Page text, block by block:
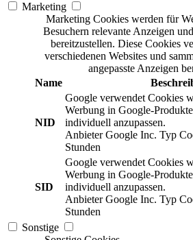
Marketing
Marketing Cookies werden für
Besuchern relevante Anzeigen
bereitzustellen. Diese Cookies
verschiedenen Websites und
angepasste Anzeigen
Name
NID
Google verwendet Cookies
Werbung in Google-
individuell anzupassen.
Anbieter Google Inc. Typ
Stunden
SID
Google verwendet Cookies
Werbung in Google-
individuell anzupassen.
Anbieter Google Inc. Typ
Stunden
Sonstige